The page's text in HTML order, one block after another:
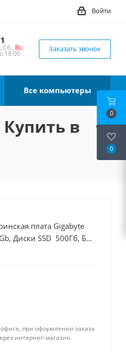
Войти
Сб., Вс.
18:00
Заказать звонок
Все компьютеры
Купить в
плата Gigabyte
Диски SSD 500Гб, БП
при оформлении заказа
интернет-магазин.
0
0